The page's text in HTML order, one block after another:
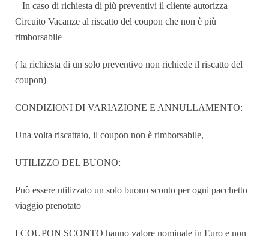
– In caso di richiesta di più preventivi il cliente autorizza
Circuito Vacanze al riscatto del coupon che non è più
rimborsabile
( la richiesta di un solo preventivo non richiede il riscatto del
coupon)
CONDIZIONI DI VARIAZIONE E ANNULLAMENTO:
Una volta riscattato, il coupon non è rimborsabile,
UTILIZZO DEL BUONO:
Può essere utilizzato un solo buono sconto per ogni pacchetto
viaggio prenotato
I COUPON SCONTO hanno valore nominale in Euro e non